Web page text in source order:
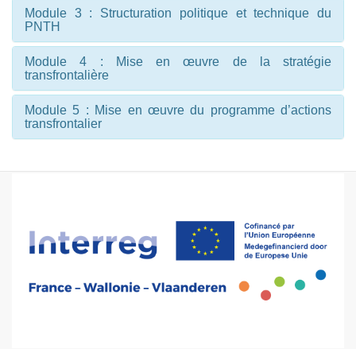
Module 3 : Structuration politique et technique du
PNTH
Module 4 : Mise en œuvre de la stratégie
transfrontalière
Module 5 : Mise en œuvre du programme d’actions
transfrontalier